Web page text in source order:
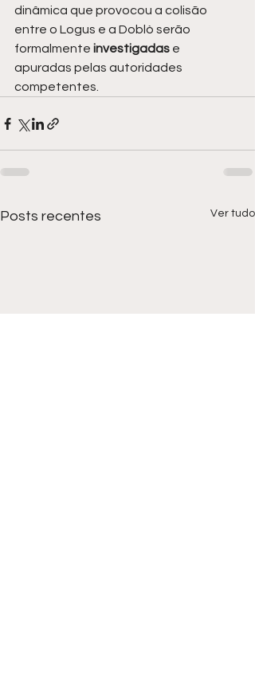
dinâmica que provocou a colisão
entre o Logus e a Doblò serão
formalmente investigadas e
apuradas pelas autoridades
competentes.
Posts recentes Ver tudo